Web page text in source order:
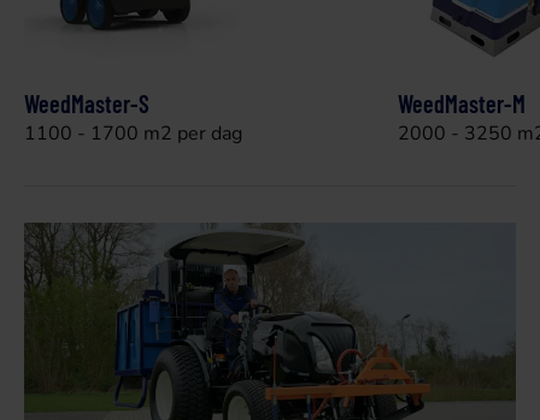
WeedMaster-S
1100 - 1700 m2 per dag
WeedMaster-M
2000 - 3250